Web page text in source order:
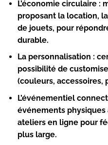
L’économie circulaire :
proposant la location,
de jouets, pour
durable.
La personnalisation :
possibilité de
(couleurs, accessoires,
L’événementiel
événements
ateliers en ligne pour
plus large.